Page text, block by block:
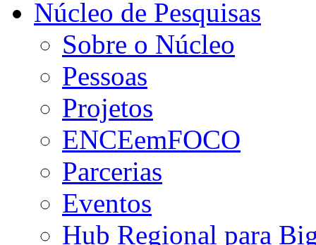
Núcleo de Pesquisas
Sobre o Núcleo
Pessoas
Projetos
ENCEemFOCO
Parcerias
Eventos
Hub Regional para